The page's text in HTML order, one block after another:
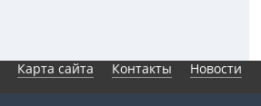
Карта сайта Контакты Новости